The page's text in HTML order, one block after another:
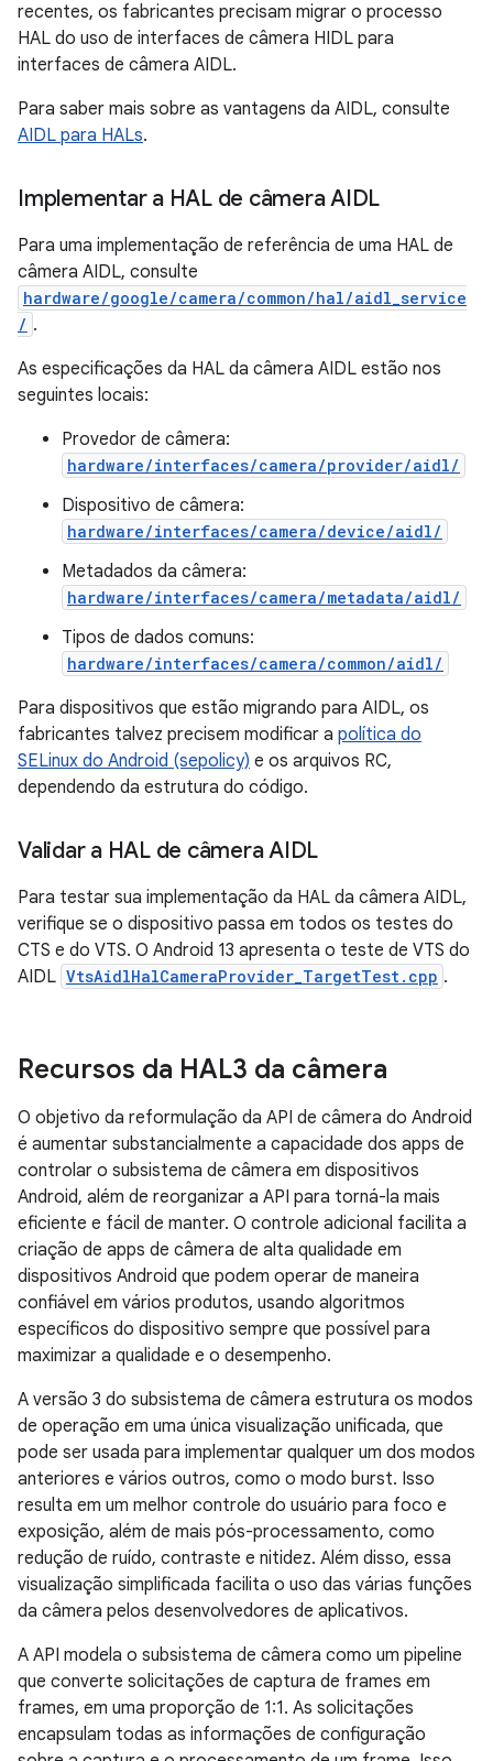
recentes, os fabricantes precisam migrar o processo
HAL do uso de interfaces de câmera HIDL para
interfaces de câmera AIDL.
Para saber mais sobre as vantagens da AIDL, consulte
AIDL para HALs.
Implementar a HAL de câmera AIDL
Para uma implementação de referência de uma HAL de
câmera AIDL, consulte
hardware/google/camera/common/hal/aidl_service
/ .
As especificações da HAL da câmera AIDL estão nos
seguintes locais:
Provedor de câmera:
hardware/interfaces/camera/provider/aidl/
Dispositivo de câmera:
hardware/interfaces/camera/device/aidl/
Metadados da câmera:
hardware/interfaces/camera/metadata/aidl/
Tipos de dados comuns:
hardware/interfaces/camera/common/aidl/
Para dispositivos que estão migrando para AIDL, os
fabricantes talvez precisem modificar a política do
SELinux do Android (sepolicy) e os arquivos RC,
dependendo da estrutura do código.
Validar a HAL de câmera AIDL
Para testar sua implementação da HAL da câmera AIDL,
verifique se o dispositivo passa em todos os testes do
CTS e do VTS. O Android 13 apresenta o teste de VTS do
AIDL VtsAidlHalCameraProvider_TargetTest.cpp .
Recursos da HAL3 da câmera
O objetivo da reformulação da API de câmera do Android
é aumentar substancialmente a capacidade dos apps de
controlar o subsistema de câmera em dispositivos
Android, além de reorganizar a API para torná-la mais
eficiente e fácil de manter. O controle adicional facilita a
criação de apps de câmera de alta qualidade em
dispositivos Android que podem operar de maneira
confiável em vários produtos, usando algoritmos
específicos do dispositivo sempre que possível para
maximizar a qualidade e o desempenho.
A versão 3 do subsistema de câmera estrutura os modos
de operação em uma única visualização unificada, que
pode ser usada para implementar qualquer um dos modos
anteriores e vários outros, como o modo burst. Isso
resulta em um melhor controle do usuário para foco e
exposição, além de mais pós-processamento, como
redução de ruído, contraste e nitidez. Além disso, essa
visualização simplificada facilita o uso das várias funções
da câmera pelos desenvolvedores de aplicativos.
A API modela o subsistema de câmera como um pipeline
que converte solicitações de captura de frames em
frames, em uma proporção de 1:1. As solicitações
encapsulam todas as informações de configuração